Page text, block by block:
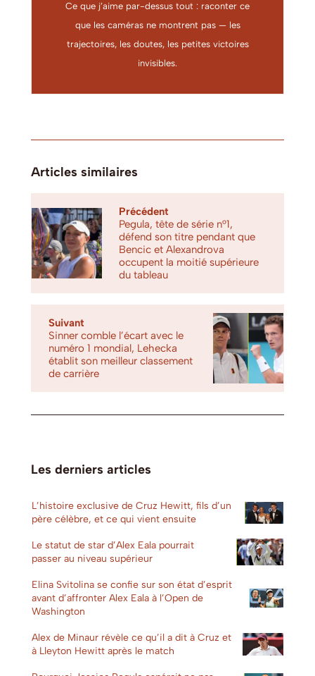
Ce que j’aime par-dessus tout : raconter ce
que les caméras ne montrent pas — les
trajectoires, les doutes, les petites victoires
invisibles.
Articles similaires
Précédent
Pegula, tête de série n°1,
défend son titre pendant que
Bencic et Alexandrova
occupent la moitié supérieure
du tableau
Suivant
Sinner comble l’écart avec le
numéro 1 mondial, Lehecka
établit son meilleur classement
de carrière
Les derniers articles
L’histoire exclusive de Cruz Hewitt, fils d’un
père célèbre, et ce qui vient ensuite
Le statut de star d’Alex Eala pourrait
passer au niveau supérieur
Elina Svitolina se confie sur son état d’esprit
avant d’affronter Alex Eala à l’Open de
Washington
Alex de Minaur révèle ce qu’il a dit à Cruz et
à Lleyton Hewitt après le match